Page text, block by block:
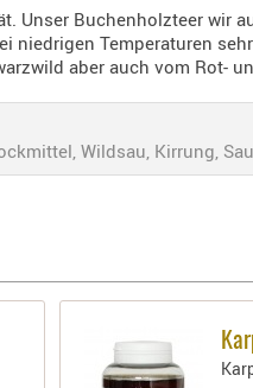
Unser Buchenholzteer wir
Temperaturen
aber auch vom Rot-
Wildsau, Kirrung,